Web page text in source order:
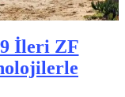
İleri ZF